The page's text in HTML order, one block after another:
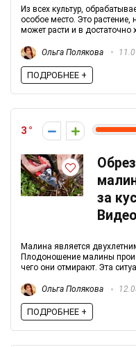
Из всех культур,
особое место. Это
может расти и в достаточно
Ольга Полякова
ПОДРОБНЕЕ +
3
за
Малина является
Плодоношение малины
чего они отмирают. Эта
Ольга Полякова
ПОДРОБНЕЕ +